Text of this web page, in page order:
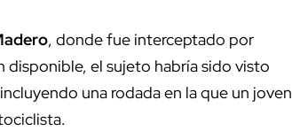
, donde fue interceptado por
el sujeto habría sido visto
una rodada en la que un joven